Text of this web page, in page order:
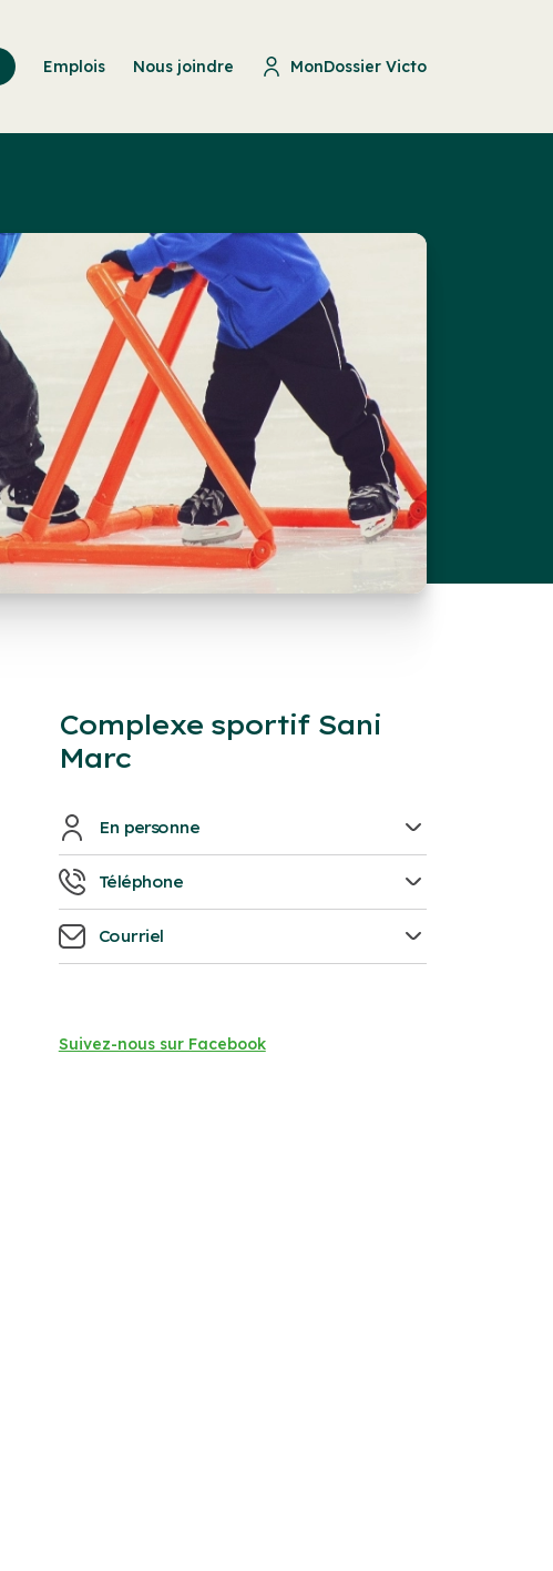
Emplois Nous joindre MonDossier Victo
Complexe sportif Sani
Marc
En personne
701, rue de l'Acadie
Victoriaville, G6T 1T9
Téléphone
819-751-4522
Courriel
Suivez-nous sur Facebook